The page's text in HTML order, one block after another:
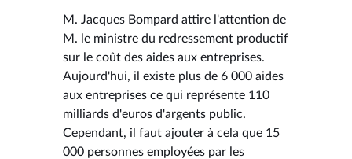
M. Jacques Bompard attire l'attention de
M. le ministre du redressement productif
sur le coût des aides aux entreprises.
Aujourd'hui, il existe plus de 6 000 aides
aux entreprises ce qui représente 110
milliards d'euros d'argents public.
Cependant, il faut ajouter à cela que 15
000 personnes employées par les